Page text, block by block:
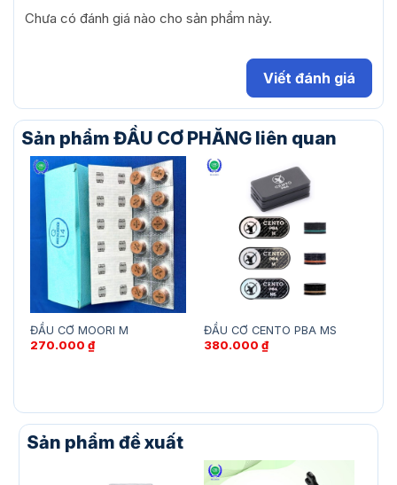
Chưa có đánh giá nào cho sản phẩm này.
Viết đánh giá
Sản phẩm ĐẦU CƠ PHĂNG liên quan
ĐẦU CƠ MOORI M
270.000 ₫
ĐẦU CƠ CENTO PBA MS
380.000 ₫
Sản phẩm đề xuất